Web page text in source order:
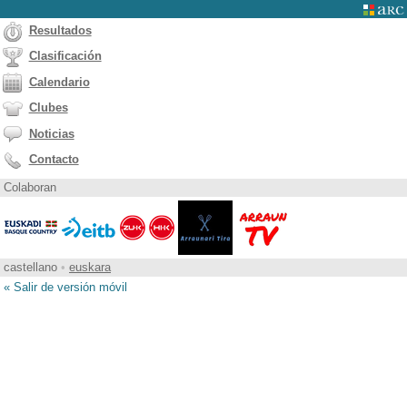
Resultados
Clasificación
Calendario
Clubes
Noticias
Contacto
Colaboran
castellano • euskara
« Salir de versión móvil